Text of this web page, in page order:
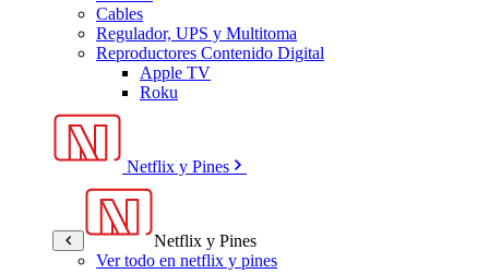
Cables
Regulador, UPS y Multitoma
Reproductores Contenido Digital
Apple TV
Roku
Netflix y Pines
Netflix y Pines
Ver todo en netflix y pines